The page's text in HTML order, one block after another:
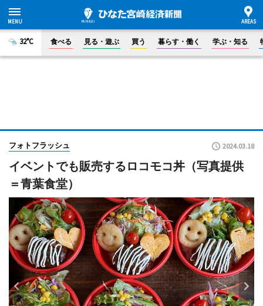
32°C 食べる 見る・遊ぶ 買う 暮らす・働く 学ぶ・知る
フォトフラッシュ 2024.03.18
イベントでも販売するロコモコ丼（写真提供
＝青葉食堂）